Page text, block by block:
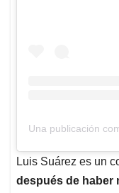
Una publicación
Luis Suárez es un
después de haber